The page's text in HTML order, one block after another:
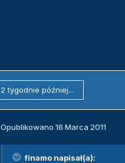
2 tygodnie później...
Opublikowano 16 Marca 2011
finamo napisał(a):